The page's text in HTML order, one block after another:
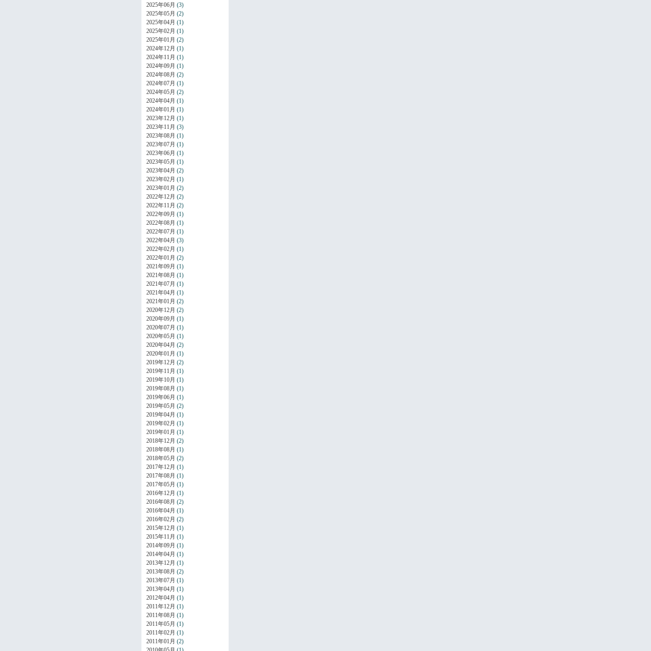
2025年06月 (3)
2025年05月 (2)
2025年04月 (1)
2025年02月 (1)
2025年01月 (2)
2024年12月 (1)
2024年11月 (1)
2024年09月 (1)
2024年08月 (2)
2024年07月 (1)
2024年05月 (2)
2024年04月 (1)
2024年01月 (1)
2023年12月 (1)
2023年11月 (3)
2023年08月 (1)
2023年07月 (1)
2023年06月 (1)
2023年05月 (1)
2023年04月 (2)
2023年02月 (1)
2023年01月 (2)
2022年12月 (2)
2022年11月 (2)
2022年09月 (1)
2022年08月 (1)
2022年07月 (1)
2022年04月 (3)
2022年02月 (1)
2022年01月 (2)
2021年09月 (1)
2021年08月 (1)
2021年07月 (1)
2021年04月 (1)
2021年01月 (2)
2020年12月 (2)
2020年09月 (1)
2020年07月 (1)
2020年05月 (1)
2020年04月 (2)
2020年01月 (1)
2019年12月 (2)
2019年11月 (1)
2019年10月 (1)
2019年08月 (1)
2019年06月 (1)
2019年05月 (2)
2019年04月 (1)
2019年02月 (1)
2019年01月 (1)
2018年12月 (2)
2018年08月 (1)
2018年05月 (2)
2017年12月 (1)
2017年08月 (1)
2017年05月 (1)
2016年12月 (1)
2016年08月 (2)
2016年04月 (1)
2016年02月 (2)
2015年12月 (1)
2015年11月 (1)
2014年09月 (1)
2014年04月 (1)
2013年12月 (1)
2013年08月 (2)
2013年07月 (1)
2013年04月 (1)
2012年04月 (1)
2011年12月 (1)
2011年08月 (1)
2011年05月 (1)
2011年02月 (1)
2011年01月 (2)